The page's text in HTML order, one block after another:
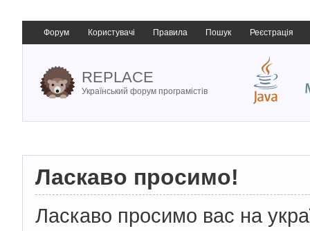
Форум Користувачі Правила Пошук Реєстрація
REPLACE
Український форум програмістів
Ласкаво просимо!
Ласкаво просимо вас на